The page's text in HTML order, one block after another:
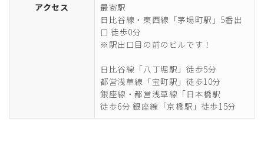
アクセス
最寄駅
日比谷線・東西線「茅場町駅」5番出
口 徒歩0分
※駅出口目の前のビルです！
日比谷線「八丁堀駅」徒歩5分
都営浅草線「宝町駅」徒歩10分
銀座線・都営浅草線「日本橋駅
徒歩6分 銀座線「京橋駅」徒歩15分